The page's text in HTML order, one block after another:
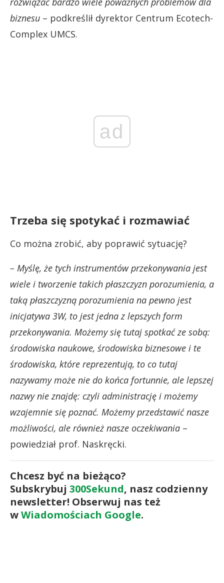
biznesu – podkreślił dyrektor Centrum Ecotech-
Complex UMCS.
ad
Trzeba się spotykać i rozmawiać
Co można zrobić, aby poprawić sytuację?
– Myślę, że tych instrumentów przekonywania jest
wiele i tworzenie takich płaszczyzn porozumienia, a
taką płaszczyzną porozumienia na pewno jest
inicjatywa 3W, to jest jedna z lepszych form
przekonywania. Możemy się tutaj spotkać ze sobą:
środowiska naukowe, środowiska biznesowe i te
środowiska, które reprezentują, to co tutaj
nazywamy może nie do końca fortunnie, ale lepszej
nazwy nie znajdę: czyli administrację i możemy
wzajemnie się poznać. Możemy przedstawić nasze
możliwości, ale również nasze oczekiwania –
powiedział prof. Naskręcki.
Chcesz być na bieżąco?
Subskrybuj 300Sekund, nasz codzienny
newsletter! Obserwuj nas też
wWiadomościach Google.